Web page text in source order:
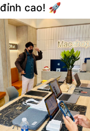
đỉnh cao! 🚀